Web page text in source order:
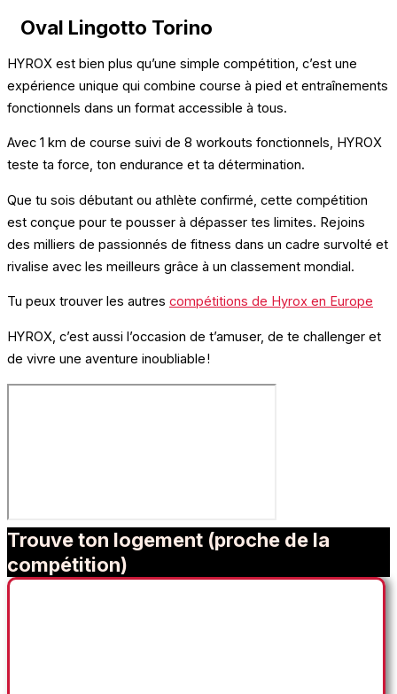
Oval Lingotto Torino
HYROX est bien plus qu’une simple compétition, c’est une
expérience unique qui combine course à pied et entraînements
fonctionnels dans un format accessible à tous.
Avec 1 km de course suivi de 8 workouts fonctionnels, HYROX
teste ta force, ton endurance et ta détermination.
Que tu sois débutant ou athlète confirmé, cette compétition
est conçue pour te pousser à dépasser tes limites. Rejoins
des milliers de passionnés de fitness dans un cadre survolté et
rivalise avec les meilleurs grâce à un classement mondial.
Tu peux trouver les autres compétitions de Hyrox en Europe
HYROX, c’est aussi l’occasion de t’amuser, de te challenger et
de vivre une aventure inoubliable !
Trouve ton logement (proche de la
compétition)